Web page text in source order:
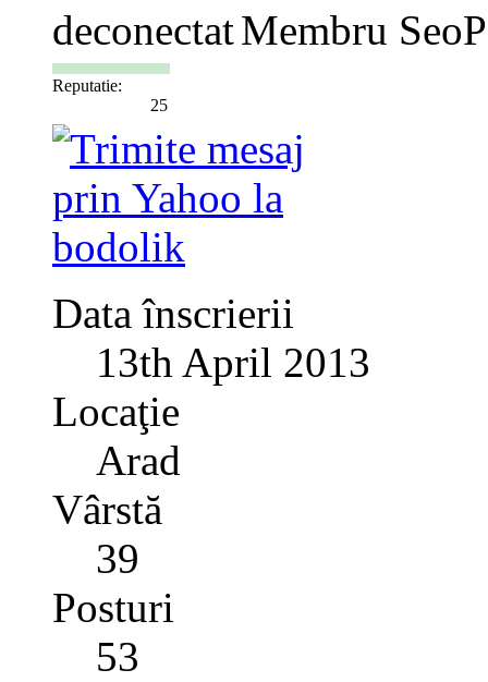
Membru
Reputatie:
25
Data înscrierii
13th April 2013
Locaţie
Arad
Vârstă
39
Posturi
53